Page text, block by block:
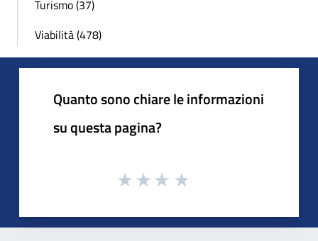
Turismo (37)
Viabilità (478)
Quanto sono chiare le informazioni
su questa pagina?